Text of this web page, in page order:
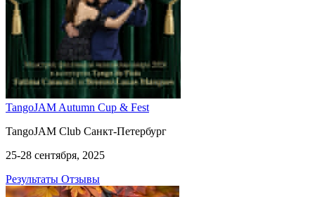
TangoJAM Autumn Cup & Fest
TangoJAM Club Санкт-Петербург
25-28 сентября, 2025
Результаты Отзывы